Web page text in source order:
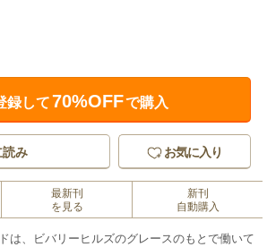
録して70%OFFで購入
み お気に入り
最新刊
を見る
新刊
自動購入
は、ビバリーヒルズのグレースのもとで働いて